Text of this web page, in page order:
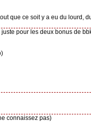
que ce soit y a eu du lourd,
pour les deux bonus de
connaissez pas)